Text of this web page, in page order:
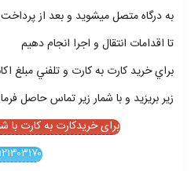
به درگاه متصل ميشويد و بعد از
تا اقدامات انتقال و اجرا انجام دهيم
زير بريزيد و با شمار زير تماس حاصل
برای خریدکارت به کارت با